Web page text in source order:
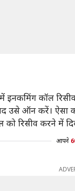
कॉल
उसे ऑन करें। ऐसा
को रिसीव करने में
आपने